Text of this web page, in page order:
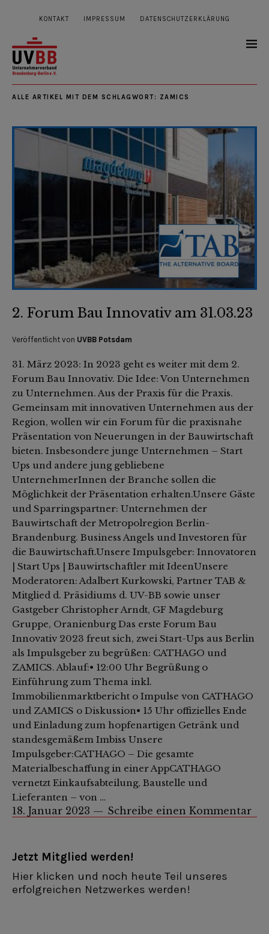
KONTAKT IMPRESSUM DATENSCHUTZERKLÄRUNG
ALLE ARTIKEL MIT DEM SCHLAGWORT: ZAMICS
2. Forum Bau Innovativ am 31.03.23
Veröffentlicht von UVBB Potsdam
31. März 2023: In 2023 geht es weiter mit dem 2.
Forum Bau Innovativ. Die Idee: Von Unternehmen
zu Unternehmen. Aus der Praxis für die Praxis.
Gemeinsam mit innovativen Unternehmen aus der
Region, wollen wir ein Forum für die praxisnahe
Präsentation von Neuerungen in der Bauwirtschaft
bieten. Insbesondere junge Unternehmen – Start
Ups und andere jung gebliebene
UnternehmerInnen der Branche sollen die
Möglichkeit der Präsentation erhalten.Unsere Gäste
und Sparringspartner: Unternehmen der
Bauwirtschaft der Metropolregion Berlin-
Brandenburg. Business Angels und Investoren für
die Bauwirtschaft.Unsere Impulsgeber: Innovatoren
| Start Ups | Bauwirtschaftler mit IdeenUnsere
Moderatoren: Adalbert Kurkowski, Partner TAB &
Mitglied d. Präsidiums d. UV-BB sowie unser
Gastgeber Christopher Arndt, GF Magdeburg
Gruppe, Oranienburg Das erste Forum Bau
Innovativ 2023 freut sich, zwei Start-Ups aus Berlin
als Impulsgeber zu begrüßen: CATHAGO und
ZAMICS. Ablauf:• 12:00 Uhr Begrüßung o
Einführung zum Thema inkl.
Immobilienmarktbericht o Impulse von CATHAGO
und ZAMICS o Diskussion• 15 Uhr offizielles Ende
und Einladung zum hopfenartigen Getränk und
standesgemäßem Imbiss Unsere
Impulsgeber:CATHAGO – Die gesamte
Materialbeschaffung in einer AppCATHAGO
vernetzt Einkaufsabteilung, Baustelle und
Lieferanten – von …
18. Januar 2023 Schreibe einen Kommentar
Jetzt Mitglied werden!
Hier klicken und noch heute Teil unseres
erfolgreichen Netzwerkes werden!